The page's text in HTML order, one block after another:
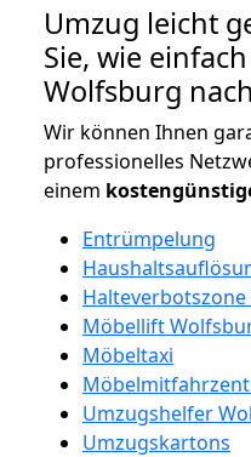
Umzug leicht
Sie, wie
Wolfsburg
Wir können Ihnen
professionelles
einem
Entrümpelung
Möbellift
Möbeltaxi
Umzugshelfer
Umzugskartons